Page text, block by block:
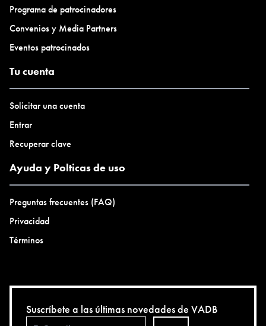
Programa de patrocinadores
Convenios y Media Partners
Eventos patrocinados
Tu cuenta
Solicitar una cuenta
Entrar
Recuperar clave
Ayuda y Polticas de uso
Preguntas frecuentes (FAQ)
Privacidad
Términos
Suscríbete a las últimas novedades de VADB